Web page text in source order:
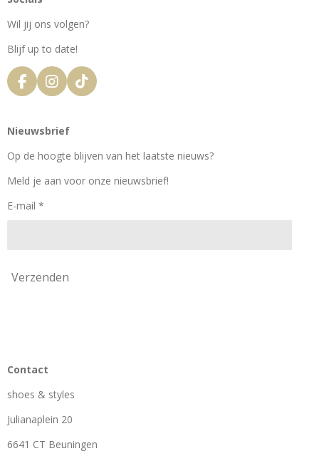
Wil jij ons volgen?
Blijf up to date!
F
a
e
o
k
I
n
t
g
a
T
i
k
Nieuwsbrief
Op de hoogte blijven van het laatste nieuws?
Meld je aan voor onze nieuwsbrief!
E-mail *
Verzenden
Contact
shoes & styles
Julianaplein 20
6641 CT Beuningen